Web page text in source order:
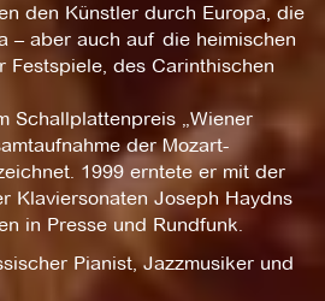
den Künstler durch Europa, die
– aber auch auf die heimischen
Festspiele, des Carinthischen
Schallplattenpreis „Wiener
der Mozart-
1999 erntete er mit der
Klaviersonaten Joseph Haydns
in Presse und Rundfunk.
Pianist, Jazzmusiker und